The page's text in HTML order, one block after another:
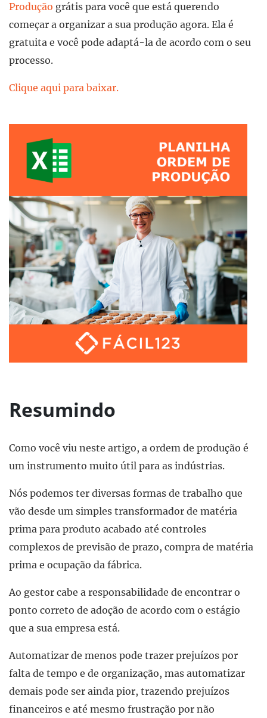
Produção grátis para você que está querendo
começar a organizar a sua produção agora. Ela é
gratuita e você pode adaptá-la de acordo com o seu
processo.
Clique aqui para baixar.
Resumindo
Como você viu neste artigo, a ordem de produção é
um instrumento muito útil para as indústrias.
Nós podemos ter diversas formas de trabalho que
vão desde um simples transformador de matéria
prima para produto acabado até controles
complexos de previsão de prazo, compra de matéria
prima e ocupação da fábrica.
Ao gestor cabe a responsabilidade de encontrar o
ponto correto de adoção de acordo com o estágio
que a sua empresa está.
Automatizar de menos pode trazer prejuízos por
falta de tempo e de organização, mas automatizar
demais pode ser ainda pior, trazendo prejuízos
financeiros e até mesmo frustração por não